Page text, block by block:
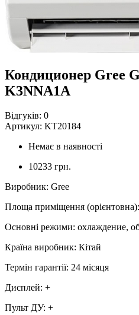
Кондиционер Gree
K3NNA1A
Відгуків: 0
Артикул: KT20184
Немає в наявності
10233 грн.
Виробник: Gree
Площа приміщення (орієнтовна):
Основні режими: охлаждение,
Країна виробник: Кітай
Термін гарантії: 24 місяця
Дисплей: +
Пульт ДУ: +